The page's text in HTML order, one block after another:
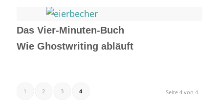
Das Vier-Minuten-Buch
Wie Ghostwriting abläuft
Seite 4 von 4
1 2 3 4